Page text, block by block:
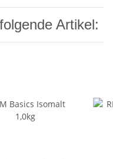
Artikel: